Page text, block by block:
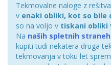
Tekmovalne naloge z
v enaki obliki, kot so bile
so na voljo v tiskani obliki
Na naših spletnih straneh
kupiti tudi nekatera druga
tekmovanja v toku let